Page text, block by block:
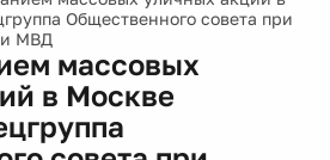
Общественного совета при
МВД
массовых
в Москве